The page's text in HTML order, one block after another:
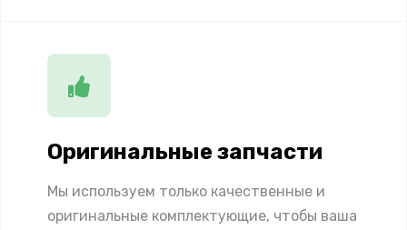
Оригинальные запчасти
Мы используем только качественные и
оригинальные комплектующие, чтобы ваша